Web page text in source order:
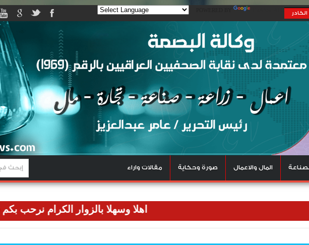
المال والاعمال صورة وحكاية مقالات واراء
اهلا وسهلا بالزوار الكرام نرحب بكم في